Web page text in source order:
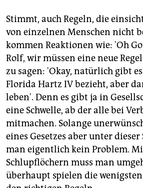
Stimmt, auch Regeln, die
von einzelnen Menschen nicht
kommen Reaktionen wie: 'Oh
Rolf, wir müssen eine neue
zu sagen: 'Okay, natürlich gibt
Florida Hartz IV bezieht, aber
leben'. Denn es gibt ja in
eine Schwelle, ab der alle bei
mitmachen. Solange
eines Gesetzes aber unter
man eigentlich kein Problem.
Schlupflöchern muss man
überhaupt spielen die wenigsten